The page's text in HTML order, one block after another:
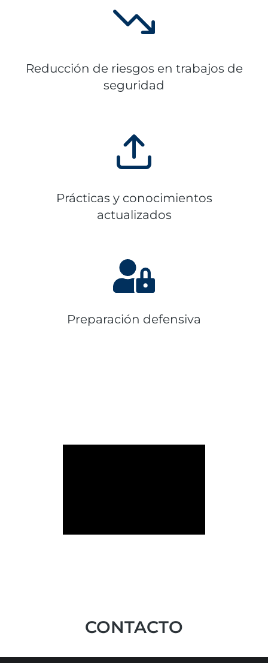
Reducción de riesgos en trabajos de
seguridad
Prácticas y conocimientos
actualizados
Preparación defensiva
CONTACTO